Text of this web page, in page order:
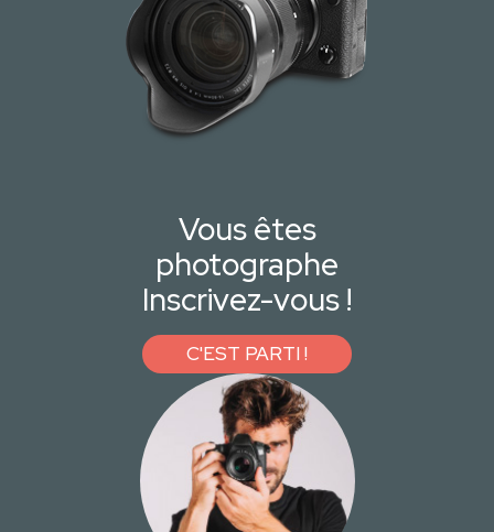
Vous êtes
photographe
Inscrivez-vous !
C'EST PARTI !